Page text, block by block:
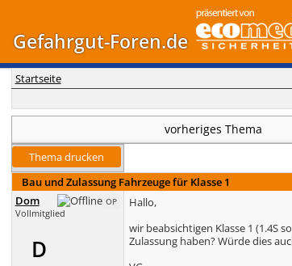
Gefahrgut-Foren.de
Startseite
vorheriges Thema
Thema drucken
Bau und Zulassung Fahrzeuge für Klasse 1
OP
Dom
Vollmitglied
D
Hallo,
wir beabsichtigen Klasse 1 (1.4S
Zulassung haben? Würde dies